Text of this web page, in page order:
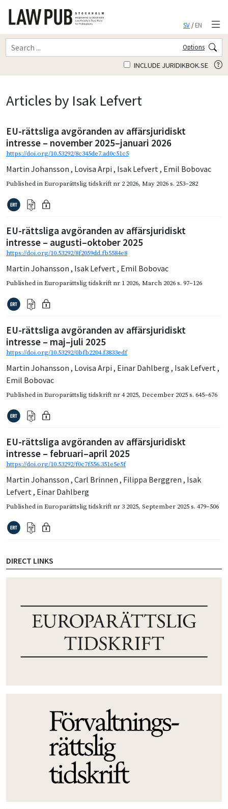
SV/EN
Options
INCLUDE JURIDIKBOK.SE
Articles by Isak Lefvert
EU-rättsliga avgöranden av affärsjuridiskt
intresse – november 2025–januari 2026
https://doi.org/10.53292/8c345de7.ad0c51c5
Martin Johansson , Lovisa Arpi , Isak Lefvert, Emil Bobovac
Published inEuroparättslig tidskrift nr 2 2026, May 2026s. 253–282
EU-rättsliga avgöranden av affärsjuridiskt
intresse – augusti–oktober 2025
https://doi.org/10.53292/8f2059dd.fb5584e8
Martin Johansson , Isak Lefvert, Emil Bobovac
Published inEuroparättslig tidskrift nr 1 2026, March 2026s. 97–126
EU-rättsliga avgöranden av affärsjuridiskt
intresse – maj–juli 2025
https://doi.org/10.53292/0bfb2204.f3833edf
Martin Johansson , Lovisa Arpi , Einar Dahlberg , Isak Lefvert,
Emil Bobovac
Published inEuroparättslig tidskrift nr 4 2025, December 2025s. 645–676
EU-rättsliga avgöranden av affärsjuridiskt
intresse – februari–april 2025
https://doi.org/10.53292/f0c7f556.351e5e5f
Martin Johansson , Carl Brinnen , Filippa Berggren , Isak
Lefvert, Einar Dahlberg
Published inEuroparättslig tidskrift nr 3 2025, September 2025s. 479–506
DIRECT LINKS